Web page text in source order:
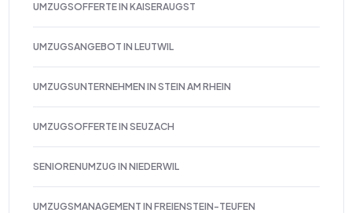
UMZUGSOFFERTE IN KAISERAUGST
UMZUGSANGEBOT IN LEUTWIL
UMZUGSUNTERNEHMEN IN STEIN AM RHEIN
UMZUGSOFFERTE IN SEUZACH
SENIORENUMZUG IN NIEDERWIL
UMZUGSMANAGEMENT IN FREIENSTEIN-TEUFEN